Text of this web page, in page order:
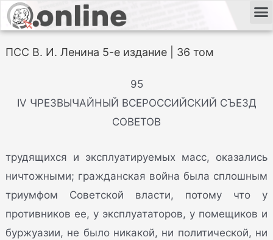
ПСС В. И. Ленина 5-е издание | 36 том
95
IV ЧРЕЗВЫЧАЙНЫЙ ВСЕРОССИЙСКИЙ СЪЕЗД
СОВЕТОВ
трудящихся и эксплуатируемых масс, оказались
ничтожными; гражданская война была сплошным
триумфом Советской власти, потому что у
противников ее, у эксплуататоров, у помещиков и
буржуазии, не было никакой, ни политической, ни